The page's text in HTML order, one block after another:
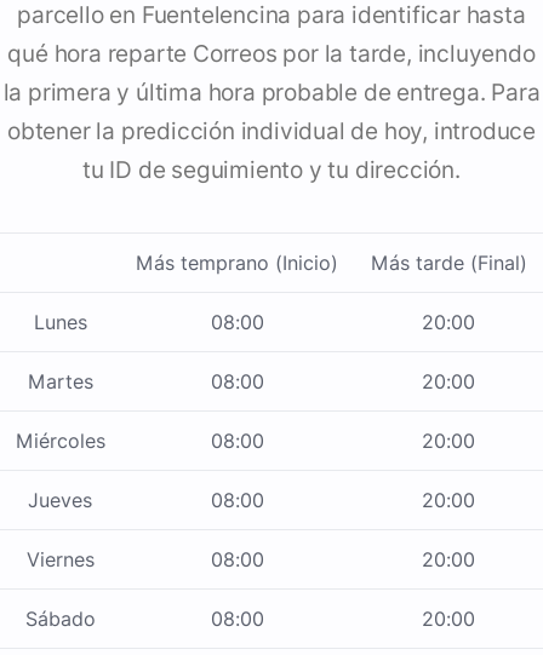
parcello en Fuentelencina para identificar hasta
qué hora reparte Correos por la tarde, incluyendo
la primera y última hora probable de entrega. Para
obtener la predicción individual de hoy, introduce
tu ID de seguimiento y tu dirección.
Más temprano (Inicio) Más tarde (Final)
Lunes 08:00 20:00
Martes 08:00 20:00
Miércoles 08:00 20:00
Jueves 08:00 20:00
Viernes 08:00 20:00
Sábado 08:00 20:00